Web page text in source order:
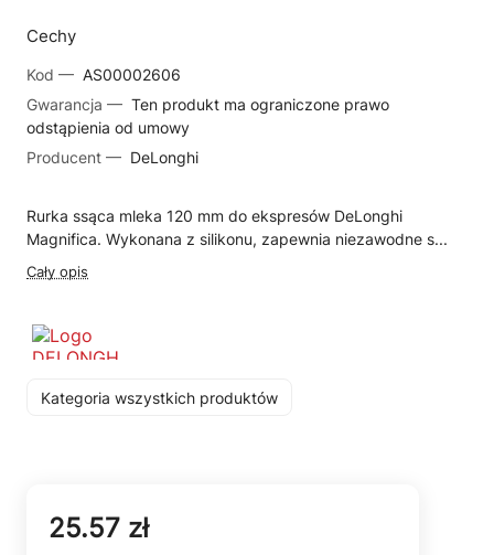
Cechy
Kod — AS00002606
Gwarancja — Ten produkt ma ograniczone prawo
odstąpienia od umowy
Producent — DeLonghi
Rurka ssąca mleka 120 mm do ekspresów DeLonghi
Magnifica. Wykonana z silikonu, zapewnia niezawodne s...
Cały opis
Kategoria wszystkich produktów
25.57 zł